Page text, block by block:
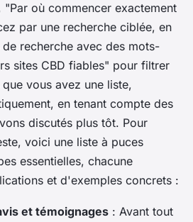
où commencer exactement
par une recherche ciblée, en
recherche avec des mots-
sites CBD fiables" pour filtrer
vous avez une liste,
en tenant compte des
discutés plus tôt. Pour
voici une liste à puces
essentielles, chacune
et d'exemples concrets :
et témoignages : Avant tout